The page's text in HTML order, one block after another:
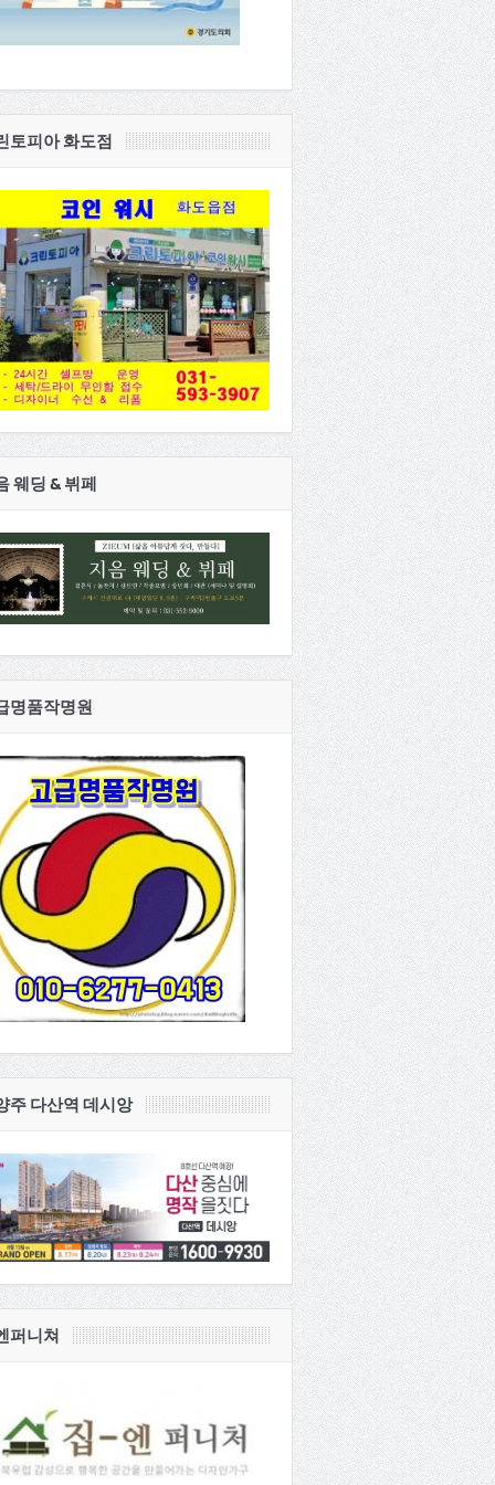
토피아 화도점
웨딩 & 뷔페
명품작명원
주 다산역 데시앙
퍼니쳐